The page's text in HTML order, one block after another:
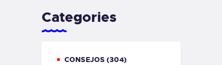
Categories
CONSEJOS (304)